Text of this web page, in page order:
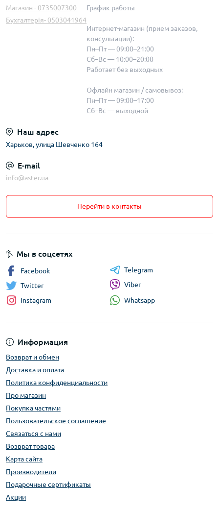
Магазин - 0735007300
Бухгалтерія- 0503041964
График работы
Интернет-магазин (прием заказов,
консультации):
Пн–Пт — 09:00–21:00
Сб–Вс — 10:00–20:00
Работает без выходных
Офлайн магазин / самовывоз:
Пн–Пт — 09:00–17:00
Сб–Вс — выходной
Наш адрес
Харьков, улица Шевченко 164
E-mail
info@aster.ua
Перейти в контакты
Информация
Возврат и обмен
Доставка и оплата
Политика конфиденциальности
Про магазин
Покупка частями
Пользовательское соглашение
Связаться с нами
Возврат товара
Карта сайта
Производители
Подарочные сертификаты
Акции
Мы в соцсетях
Facebook
Twitter
Instagram
Telegram
Viber
Whatsapp